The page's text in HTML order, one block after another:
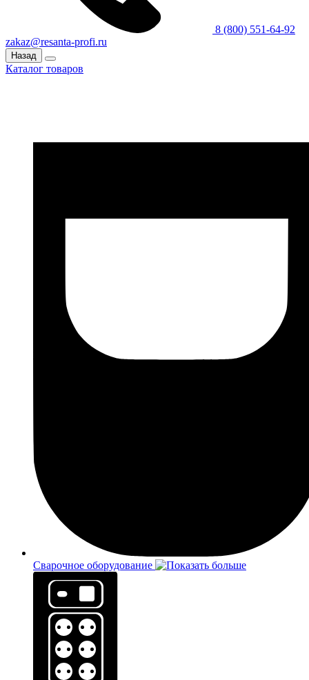
8 (800) 551-64-92
zakaz@resanta-profi.ru
Назад
Каталог товаров
Сварочное оборудование